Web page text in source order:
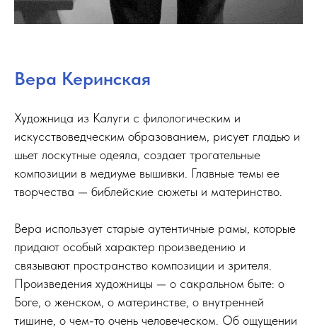
Вера Керинская
Художница из Калуги с филологическим и
искусствоведческим образованием, рисует гладью и
шьет лоскутные одеяла, создает трогательные
композиции в медиуме вышивки. Главные темы ее
творчества — библейские сюжеты и материнство.
Вера использует старые аутентичные рамы, которые
придают особый характер произведению и
связывают пространство композиции и зрителя.
Произведения художницы — о сакральном быте: о
Боге, о женском, о материнстве, о внутренней
тишине, о чем-то очень человеческом. Об ощущении